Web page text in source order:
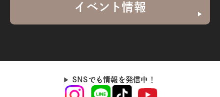
イベント情報
SNSでも情報を発信中！